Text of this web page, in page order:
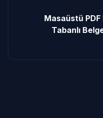
Masaüstü
Tabanlı